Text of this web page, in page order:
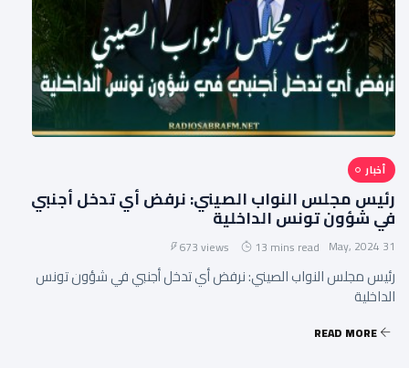
أخبار
رئيس مجلس النواب الصيني: نرفض أي تدخل أجنبي
في شؤون تونس الداخلية
31 May, 2024
13 mins read
673 views
رئيس مجلس النواب الصيني: نرفض أي تدخل أجنبي في شؤون تونس
الداخلية
READ MORE